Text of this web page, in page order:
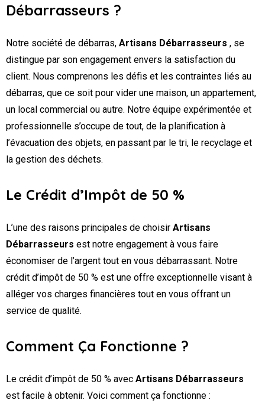
Débarrasseurs ?
Notre société de débarras, Artisans Débarrasseurs , se
distingue par son engagement envers la satisfaction du
client. Nous comprenons les défis et les contraintes liés au
débarras, que ce soit pour vider une maison, un appartement,
un local commercial ou autre. Notre équipe expérimentée et
professionnelle s’occupe de tout, de la planification à
l’évacuation des objets, en passant par le tri, le recyclage et
la gestion des déchets.
Le Crédit d’Impôt de 50 %
L’une des raisons principales de choisir Artisans
Débarrasseurs est notre engagement à vous faire
économiser de l’argent tout en vous débarrassant. Notre
crédit d’impôt de 50 % est une offre exceptionnelle visant à
alléger vos charges financières tout en vous offrant un
service de qualité.
Comment Ça Fonctionne ?
Le crédit d’impôt de 50 % avec Artisans Débarrasseurs
est facile à obtenir. Voici comment ça fonctionne :